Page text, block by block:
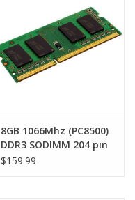
8GB 1066Mhz (PC8500)
DDR3 SODIMM 204 pin
RAM Module
$159.99